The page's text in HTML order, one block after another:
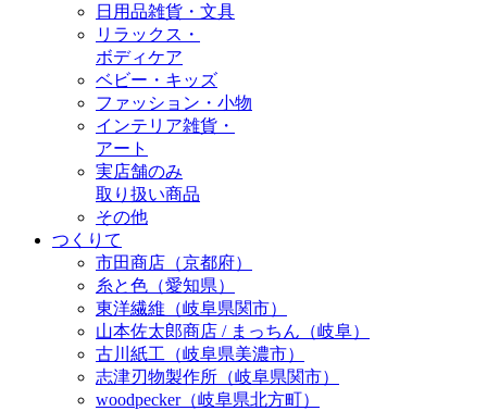
日用品雑貨・文具
リラックス・
ボディケア
ベビー・キッズ
ファッション・小物
インテリア雑貨・
アート
実店舗のみ
取り扱い商品
その他
つくりて
市田商店（京都府）
糸と色（愛知県）
東洋繊維（岐阜県関市）
山本佐太郎商店 / まっちん（岐阜）
古川紙工（岐阜県美濃市）
志津刃物製作所（岐阜県関市）
woodpecker（岐阜県北方町）